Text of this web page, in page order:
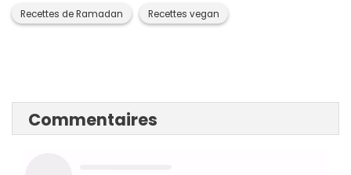
Recettes de Ramadan Recettes vegan
Commentaires